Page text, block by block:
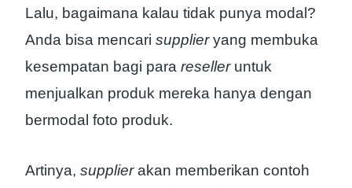
Lalu, bagaimana kalau tidak punya modal?
Anda bisa mencari supplieryang membuka
kesempatan bagi para reselleruntuk
menjualkan produk mereka hanya dengan
bermodal foto produk.
Artinya, supplierakan memberikan contoh